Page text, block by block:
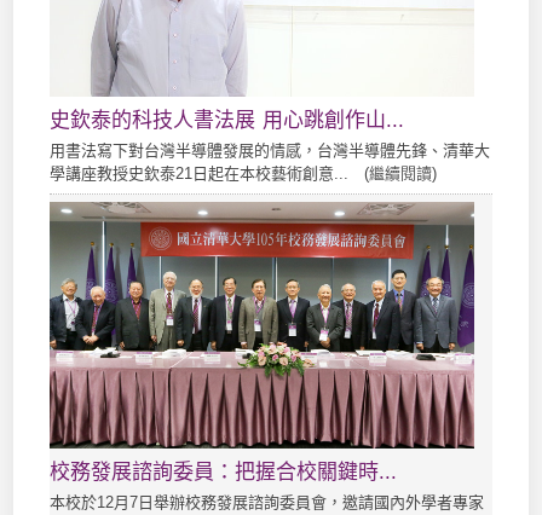
史欽泰的科技人書法展 用心跳創作山...
用書法寫下對台灣半導體發展的情感，台灣半導體先鋒、清華大
學講座教授史欽泰21日起在本校藝術創意... (繼續閱讀)
校務發展諮詢委員：把握合校關鍵時...
本校於12月7日舉辦校務發展諮詢委員會，邀請國內外學者專家